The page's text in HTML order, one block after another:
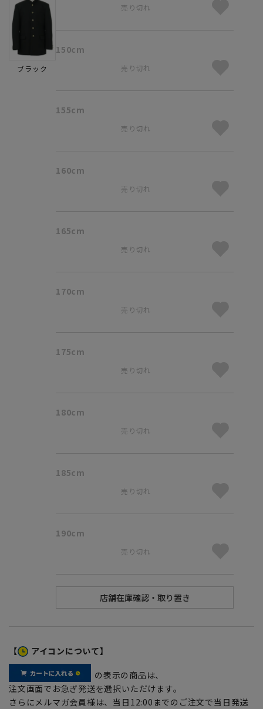
ブラック
売り切れ
150cm
売り切れ
155cm
売り切れ
160cm
売り切れ
165cm
売り切れ
170cm
売り切れ
175cm
売り切れ
180cm
売り切れ
185cm
売り切れ
190cm
売り切れ
【 アイコンについて】
の表示の商品は、
注文画面でお急ぎ発送を選択いただけます。
さらにメルマガ会員様は、当日12:00までのご注文で当日発送